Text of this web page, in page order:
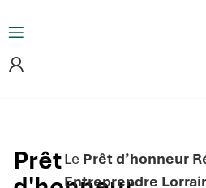
PrêtLe Prêt d’honneur
Entreprendre